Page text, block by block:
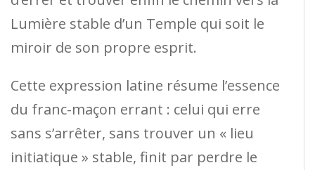
Lumière stable d’un Temple qui soit le
miroir de son propre esprit.
Cette expression latine résume l’essence
du franc-maçon errant : celui qui erre
sans s’arrêter, sans trouver un « lieu
initiatique » stable, finit par perdre le